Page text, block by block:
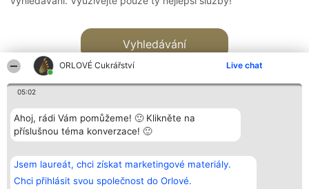
ORLOVÉ Cukrářství Live chat
05:02
Ahoj, rádi Vám pomůžeme! 🙂 Klikněte na
příslušnou téma konverzace! 🙂
Jsem laureát, chci získat marketingové materiály.
Chci přihlásit svou společnost do Orlové.
Vyhledávání
Bright Side Solutions sp. z o.
o. sp. k.
ul. Ruska 22
Wrocław 50-079
Vítězové
Seznam všech
laureátů
Zásady
Kontakt